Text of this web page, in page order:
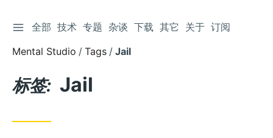
跳
到
章
切换侧边栏
全部 技术 专题 杂谈 下载 其它 关于 订阅
Mental Studio
Tags Jail
标签: Jail